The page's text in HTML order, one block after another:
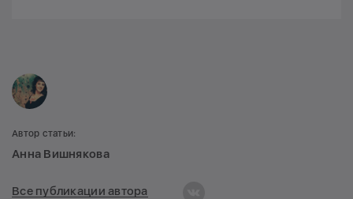
Автор статьи:
Анна Вишнякова
Все публикации автора